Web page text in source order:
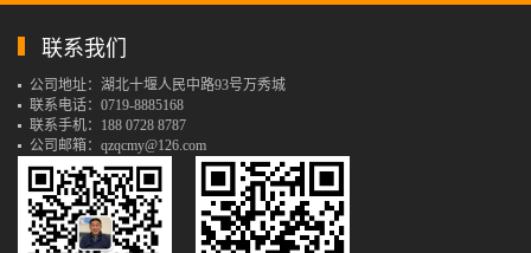
联系我们
公司地址：湖北十堰人民中路93号万秀城
联系电话：0719-8885168
联系手机：188 0728 8787
公司邮箱：qzqcmy@126.com